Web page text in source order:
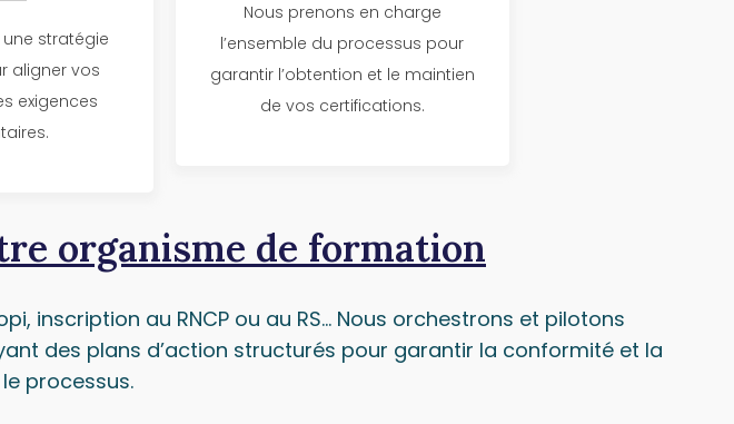
stratégie
aligner vos
exigences
Nous prenons en charge
l’ensemble du processus pour
garantir l’obtention et le maintien
de vos certifications.
organisme de formation​
inscription au RNCP ou au RS… Nous orchestrons et pilotons
des plans d’action structurés pour garantir la conformité et la
processus.